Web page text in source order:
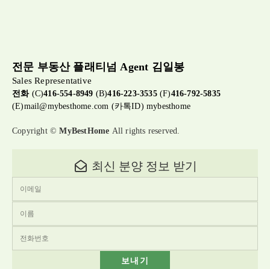
전문 부동산 플래티넘 Agent 김일봉
Sales Representative
전화(C)416-554-8949 (B)416-223-3535(F)416-792-5835
(E)mail@mybesthome.com (카톡ID) mybesthome
Copyright ©MyBestHome All rights reserved.
최신 분양 정보 받기
보내기